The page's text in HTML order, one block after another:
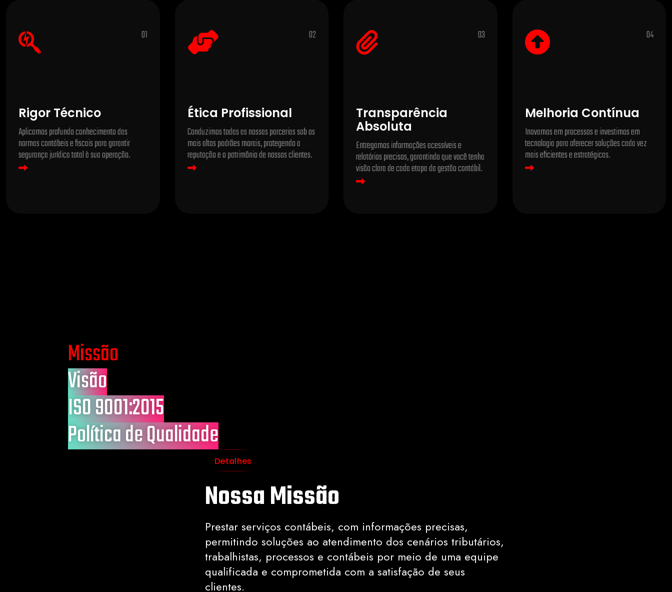
01
Rigor Técnico
Aplicamos profundo conhecimento das
normas contábeis e fiscais para garantir
segurança jurídica total à sua operação.
02
Ética Profissional
Conduzimos todas as nossas parcerias sob os
mais altos padrões morais, protegendo a
reputação e o patrimônio de nossos clientes.
03
Transparência
Absoluta
Entregamos informações acessíveis e
relatórios precisos, garantindo que você tenha
visão clara de cada etapa da gestão contábil.
04
Melhoria Contínua
Inovamos em processos e investimos em
tecnologia para oferecer soluções cada vez
mais eficientes e estratégicas.
Missão
Visão
ISO 9001:2015
Política de Qualidade
Detalhes
Nossa Missão
Prestar serviços contábeis, com informações precisas,
permitindo soluções ao atendimento dos cenários tributários,
trabalhistas, processos e contábeis por meio de uma equipe
qualificada e comprometida com a satisfação de seus
clientes.